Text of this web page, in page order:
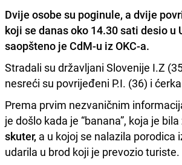
Dvije osobe su poginule, a dvije
koji se danas oko 14.30 sati desio u
saopšteno je CdM-u iz OKC-a.
Stradali su državljani Slovenije I.Z
nesreći su povrijeđeni P.I. (36) i
Prema prvim nezvaničnim
je došlo kada je “banana”, koja je bila
skuter, a u kojoj se nalazila porodica
udarila u brod koji je prevozio turiste.